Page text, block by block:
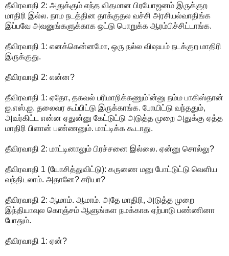
தீவிரவாதி 2: அதுக்கும் எந்த விதமான பிரயோஜனம் இருக்குற
மாதிரி இல்ல. நாம நடத்தின தாக்குதல வச்சி அரசியல்வாதிங்க
இப்பவே அவனுங்களுக்காக ஒட்டு பொறுக்க ஆரம்பிச்சிட்டாங்க.
தீவிரவாதி 1: எனக்கென்னமோ, ஒரு நல்ல விஷயம் நடக்குற மாதிரி
இருக்குது.
தீவிரவாதி 2: என்ன?
தீவிரவாதி 1: ஏதோ, தகவல் பரிமாறிக்கணும்'ன்னு நம்ம பாகிஸ்தான்
ஐ.எஸ்.ஐ. தலைவர கூப்பிட்டு இருக்காங்க. போயிட்டு வந்ததும்,
அவர்கிட்ட என்ன ஏதுன்னு கேட்டுட்டு அடுத்த முறை அதுக்கு ஏத்த
மாதிரி பிளான் பண்ணனும். மாட்டிக்க கூடாது.
தீவிரவாதி 2: மாட்டினாலும் பிரச்சனை இல்லை. ஏன்னு சொல்லு?
தீவிரவாதி 1 (யோசித்துவிட்டு): கருணை மனு போட்டுட்டு வெளிய
வந்திடலாம். அதானே? சரியா?
தீவிரவாதி 2: ஆமாம். ஆமாம். அதே மாதிரி, அடுத்த முறை
இந்தியாவுல கொஞ்சம் ஆளுங்கள நமக்காக ஏற்பாடு பண்ணினா
போதும்.
தீவிரவாதி 1: ஏன்?